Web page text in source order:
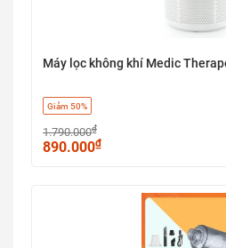
Máy lọc không khí Medic
Giảm 50%
1.790.000₫
890.000₫